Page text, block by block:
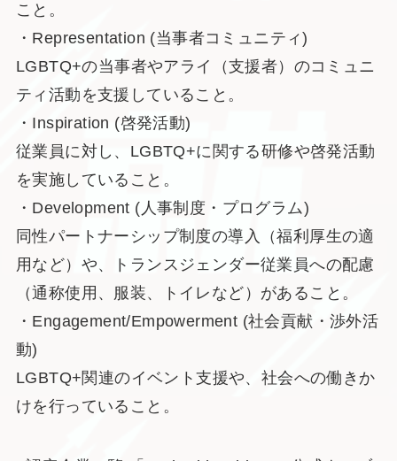
こと。
・Representation (当事者コミュニティ)
LGBTQ+の当事者やアライ（支援者）のコミュニ
ティ活動を支援していること。
・Inspiration (啓発活動)
従業員に対し、LGBTQ+に関する研修や啓発活動
を実施していること。
・Development (人事制度・プログラム)
同性パートナーシップ制度の導入（福利厚生の適
用など）や、トランスジェンダー従業員への配慮
（通称使用、服装、トイレなど）があること。
・Engagement/Empowerment (社会貢献・渉外活
動)
LGBTQ+関連のイベント支援や、社会への働きか
けを行っていること。